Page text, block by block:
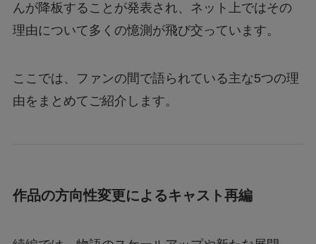
んが降板することが発表され、ネット上ではその
理由について多くの憶測が飛び交っています。
ここでは、ファンの間で語られている主な5つの理
由をまとめてご紹介します。
作品の方向性変更によるキャスト再編